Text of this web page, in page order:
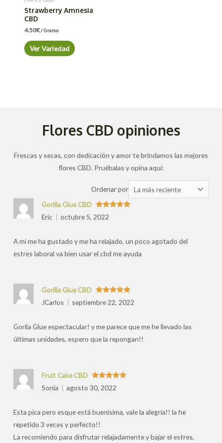
Strawberry Amnesia
CBD
4.50€/ Gramo
Ver Variedad
Flores CBD opiniones
Frescas y secas, con dedicación y amor te brindamos las mejores
flores CBD. Pruébalas y opina aquí:
Ordenar por Ordenar
las
Valorado
con
Gorilla Glue CBD
Eric
octubre 5, 2022
A mi me ha gustado y me ha relajado, un poco agotado del
estres laboral va bien usar el cbd me ayuda
Valorado
con5de 5
Gorilla Glue CBD
JCarlos
septiembre 22, 2022
Gorila Glue espectacular! y me parece que me he llevado las
últimas unidades, espero que la repongan!!
Valorado
con5de 5
Fruit Cake CBD
Sonia
agosto 30, 2022
Esta pica pero esque está buenisima, vale la alegria!! la he
repetido 3 veces y perfecto!!
La recomiendo para disfrutar relajadamente y bajar el estres,